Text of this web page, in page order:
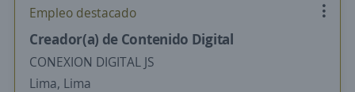
Empleo destacado
Creador(a) de Contenido Digital
CONEXION DIGITAL JS
Lima, Lima